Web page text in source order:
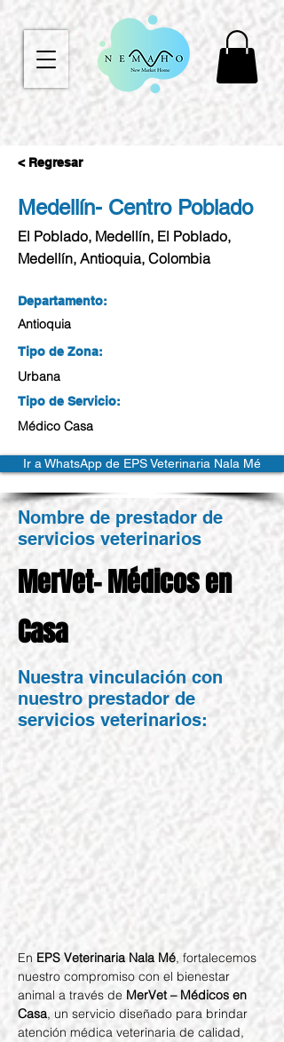
< Regresar
Medellín- Centro Poblado
El Poblado, Medellín, El Poblado,
Medellín, Antioquia, Colombia
Departamento:
Antioquia
Tipo de Zona:
Urbana
Tipo de Servicio:
Médico Casa
Ir a WhatsApp de EPS Veterinaria Nala Mé
Nombre de prestador de
servicios veterinarios
MerVet- Médicos en
Casa
Nuestra vinculación con
nuestro prestador de
servicios veterinarios:
En EPS Veterinaria Nala Mé, fortalecemos
nuestro compromiso con el bienestar
animal a través de MerVet – Médicos en
Casa, un servicio diseñado para brindar
atención médica veterinaria de calidad,